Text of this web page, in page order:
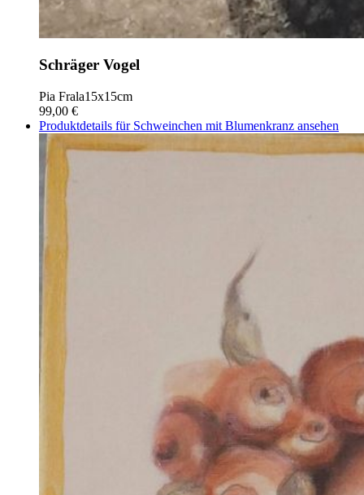
Schräger Vogel
Pia Frala15x15cm
99,00 €
Produktdetails für Schweinchen mit Blumenkranz ansehen